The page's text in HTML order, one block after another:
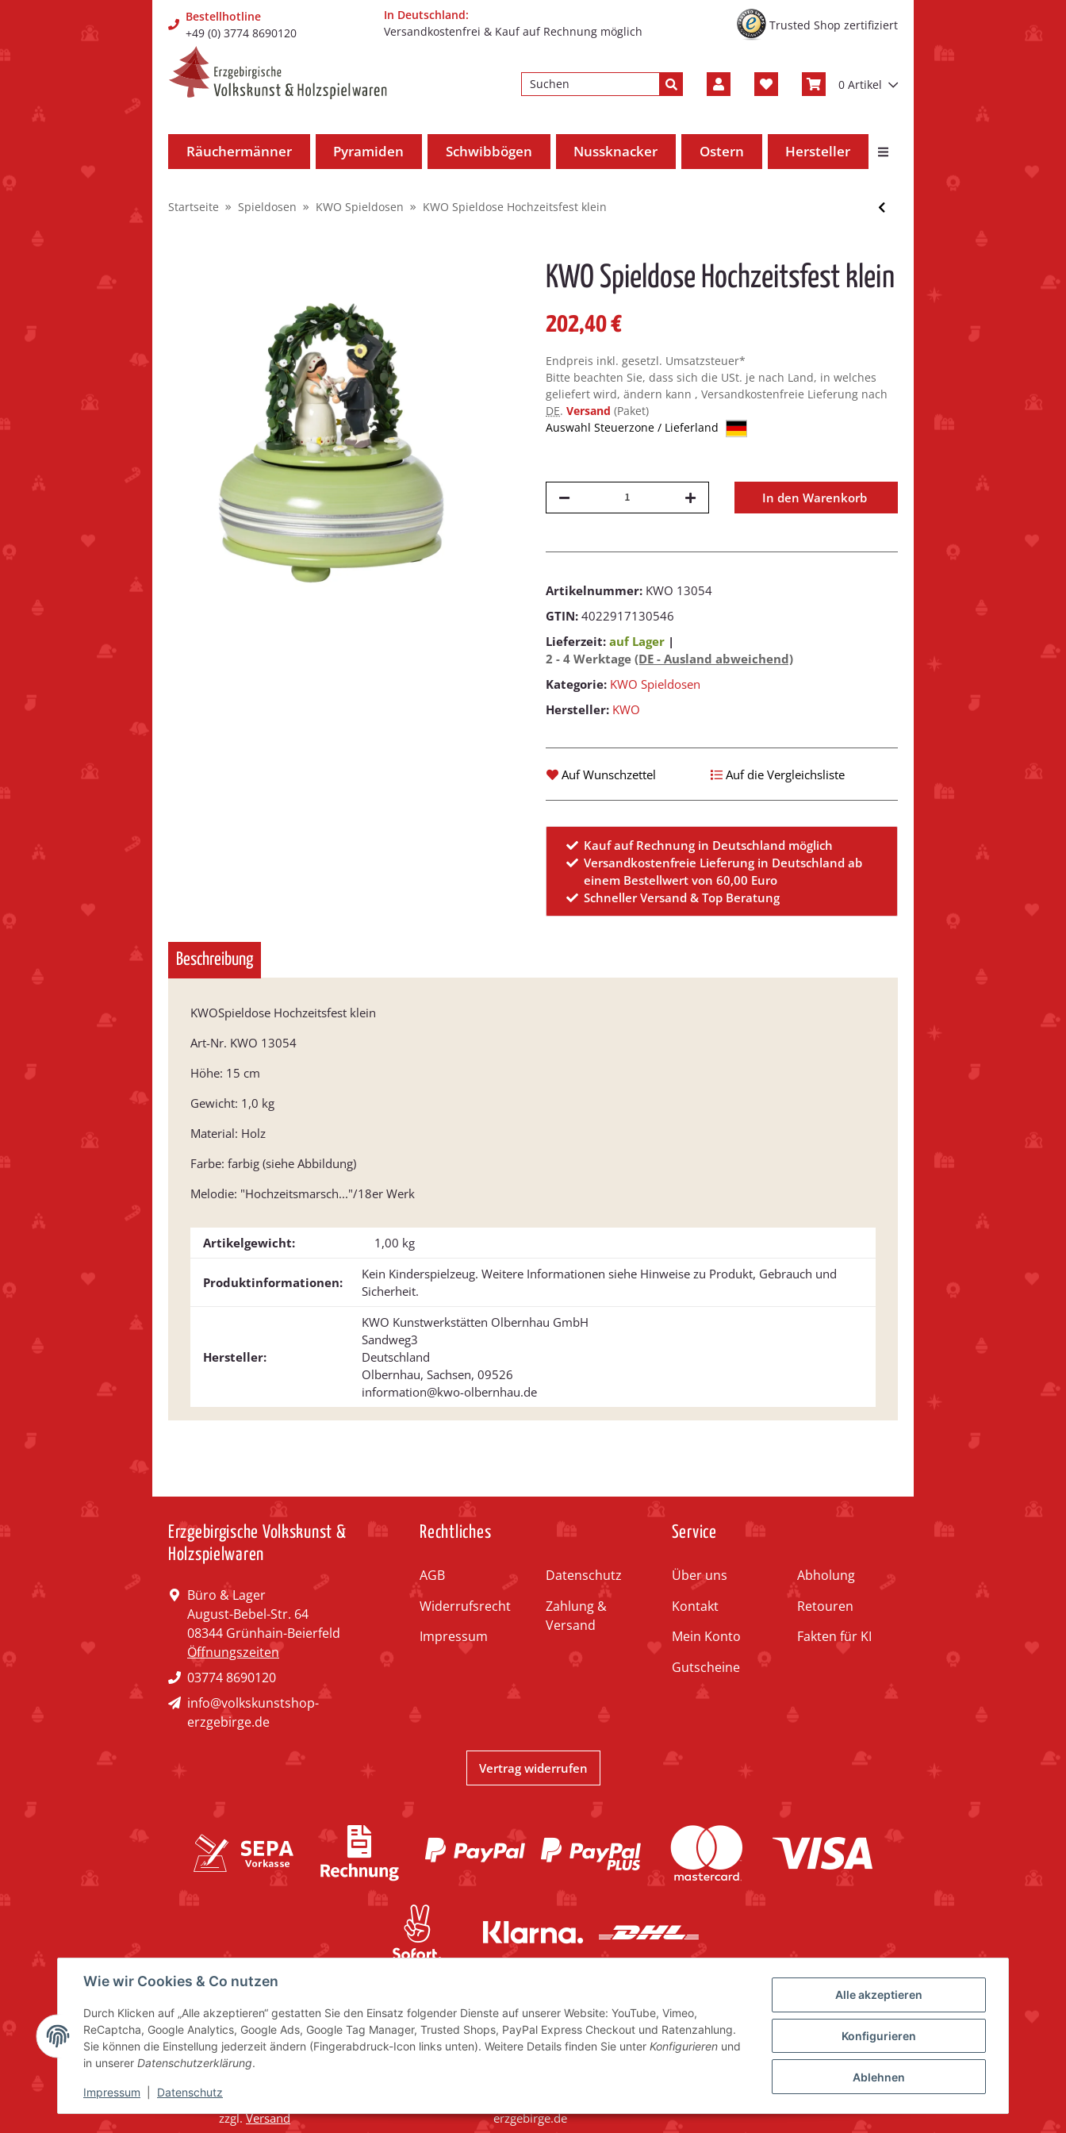
Bestellhotline
+49 (0) 3774 8690120
In Deutschland:
Versandkostenfrei & Kauf auf Rechnung möglich
Trusted Shop zertifiziert
0 Artikel
Räuchermänner Pyramiden Schwibbögen Nussknacker Ostern Hersteller
Startseite Spieldosen KWO Spieldosen KWO Spieldose Hochzeitsfest klein
KWO Spieldose Hochzeitsfest klein
202,40 €
Endpreis inkl. gesetzl. Umsatzsteuer*
Bitte beachten Sie, dass sich die USt. je nach Land, in welches
geliefert wird, ändern kann , Versandkostenfreie Lieferung nach
DE. Versand (Paket)
Auswahl Steuerzone / Lieferland
In den Warenkorb
Artikelnummer: KWO 13054
GTIN: 4022917130546
Lieferzeit: auf Lager |
2 - 4 Werktage (DE - Ausland abweichend)
Kategorie: KWO Spieldosen
Hersteller: KWO
Auf Wunschzettel Auf die Vergleichsliste
Kauf auf Rechnung in Deutschland möglich
Versandkostenfreie Lieferung in Deutschland ab
einem Bestellwert von 60,00 Euro
Schneller Versand & Top Beratung
Beschreibung
KWOSpieldose Hochzeitsfest klein
Art-Nr. KWO 13054
Höhe: 15 cm
Gewicht: 1,0 kg
Material: Holz
Farbe: farbig (siehe Abbildung)
Melodie: "Hochzeitsmarsch..."/18er Werk
Artikelgewicht: 1,00 kg
Produktinformationen:
Kein Kinderspielzeug. Weitere Informationen siehe Hinweise zu Produkt, Gebrauch und
Sicherheit.
Hersteller:
KWO Kunstwerkstätten Olbernhau GmbH
Sandweg3
Deutschland
Olbernhau, Sachsen, 09526
information@kwo-olbernhau.de
Erzgebirgische Volkskunst &
Holzspielwaren
Büro & Lager
August-Bebel-Str. 64
08344 Grünhain-Beierfeld
Öffnungszeiten
03774 8690120
info@volkskunstshop-
erzgebirge.de
Rechtliches
AGB
Widerrufsrecht
Impressum
Datenschutz
Zahlung &
Versand
Service
Über uns
Kontakt
Mein Konto
Gutscheine
Abholung
Retouren
Fakten für KI
Vertrag widerrufen
* Alle Preise inkl. gesetzlicher USt.,
zzgl.Versand
erzgebirge.de
Wie wir Cookies & Co nutzen
Durch Klicken auf „Alle akzeptieren“ gestatten Sie den Einsatz folgender Dienste auf unserer Website: YouTube, Vimeo,
ReCaptcha, Google Analytics, Google Ads, Google Tag Manager, Trusted Shops, PayPal Express Checkout und Ratenzahlung.
Sie können die Einstellung jederzeit ändern (Fingerabdruck-Icon links unten). Weitere Details finden Sie unter Konfigurieren und
in unserer Datenschutzerklärung.
Impressum Datenschutz
Alle akzeptieren
Konfigurieren
Ablehnen